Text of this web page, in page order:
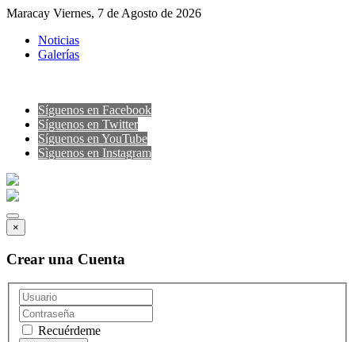
Maracay Viernes, 7 de Agosto de 2026
Noticias
Galerías
Síguenos en Facebook
Síguenos en Twitter
Síguenos en YouTube
Sìguenos en Instagram
×
Crear una Cuenta
Recuérdeme